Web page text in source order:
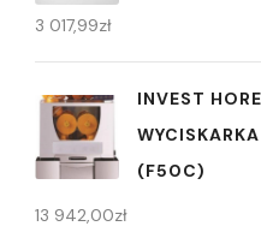
3 017,99zł
INVEST
(F50C)
13 942,00zł